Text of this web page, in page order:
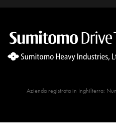
Azienda registrata in Inghilterra: